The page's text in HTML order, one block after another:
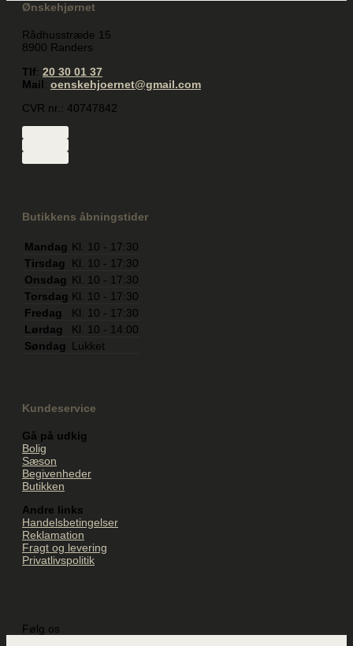
Ønskehjørnet
Rådhusstræde 15
8900 Randers
Tlf: 20 30 01 37
Mail: oenskehjoernet@gmail.com
CVR nr.: 40747842
Butikkens åbningstider
Mandag Kl. 10 - 17:30
Tirsdag
Kl. 10 - 17:30
Onsdag Kl. 10 - 17:30
Torsdag Kl. 10 - 17:30
Fredag
Kl. 10 - 17:30
Lørdag
Kl. 10 - 14:00
Søndag
Lukket
Kundeservice
Gå på udkig
Bolig
Sæson
Begivenheder
Butikken
Andre links
Handelsbetingelser
Reklamation
Fragt og levering
Privatlivspolitik
Følg os